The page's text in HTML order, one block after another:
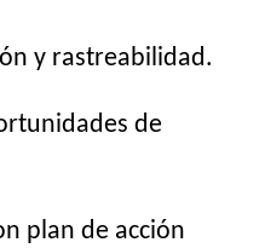
y rastreabilidad.
de
plan de acción